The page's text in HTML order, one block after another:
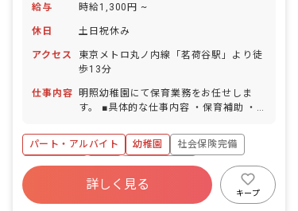
給与 時給1,300円 ~
休日 土日祝休み
アクセス
東京メトロ丸ノ内線「茗荷谷駅」より徒
歩13分
仕事内容
明照幼稚園にて保育業務をお任せしま
す。 ■具体的な仕事内容 ・保育補助 ・
パート・アルバイト
幼稚園
社会保険完備
土日祝休み
有給
福利厚生充実
正社員登用
詳しく見る
キープ